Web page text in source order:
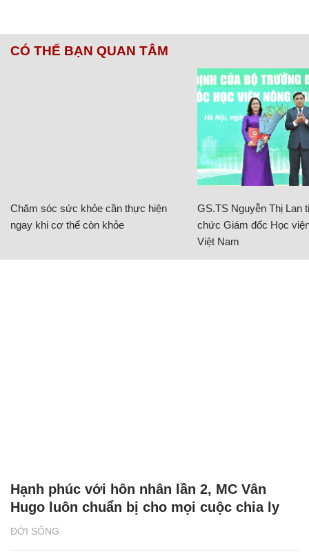
CÓ THỂ BẠN QUAN TÂM
Chăm sóc sức khỏe cần thực hiện
ngay khi cơ thể còn khỏe
GS.TS Nguyễn Thị Lan
chức Giám đốc Học
Việt Nam
ĐỜI SỐNG
Hạnh phúc với hôn nhân lần 2, MC Vân
Hugo luôn chuẩn bị cho mọi cuộc chia ly